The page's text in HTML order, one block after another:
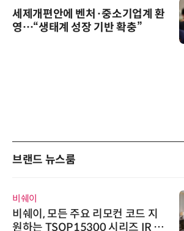
세제개편안에 벤처·중소기업계 환
영…“생태계 성장 기반 확충”
브랜드 뉴스룸
비쉐이
비쉐이, 모든 주요 리모컨 코드 지
원하는 TSOP15300 시리즈 IR 수